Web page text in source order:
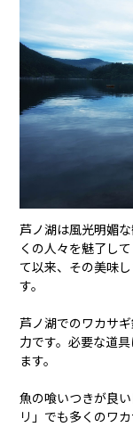
芦ノ湖は風光明媚
くの人々を魅了し
て以来、その美味
す。
芦ノ湖でのワカサ
力です。必要な道
ます。
魚の喰いつきが良
リ」でも多くのワ